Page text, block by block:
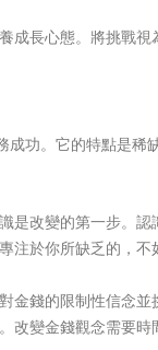
成長心態。將挑戰
成功。它的特點是
是改變的第一步。認
注於你所缺乏的，
金錢的限制性信念
改變金錢觀念需要